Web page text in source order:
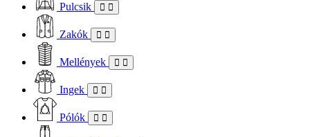
Pulcsik
Zakók
Mellények
Ingek
Pólók